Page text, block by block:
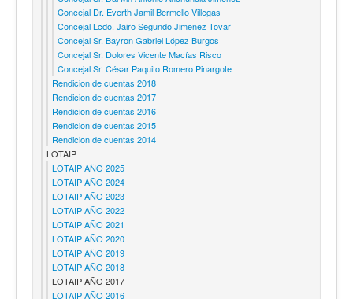
Concejal Dr. Everth Jamil Bermello Villegas
Concejal Lcdo. Jairo Segundo Jimenez Tovar
Concejal Sr. Bayron Gabriel López Burgos
Concejal Sr. Dolores Vicente Macías Risco
Concejal Sr. César Paquito Romero Pinargote
Rendicion de cuentas 2018
Rendicion de cuentas 2017
Rendicion de cuentas 2016
Rendicion de cuentas 2015
Rendicion de cuentas 2014
LOTAIP
LOTAIP AÑO 2025
LOTAIP AÑO 2024
LOTAIP AÑO 2023
LOTAIP AÑO 2022
LOTAIP AÑO 2021
LOTAIP AÑO 2020
LOTAIP AÑO 2019
LOTAIP AÑO 2018
LOTAIP AÑO 2017
LOTAIP AÑO 2016